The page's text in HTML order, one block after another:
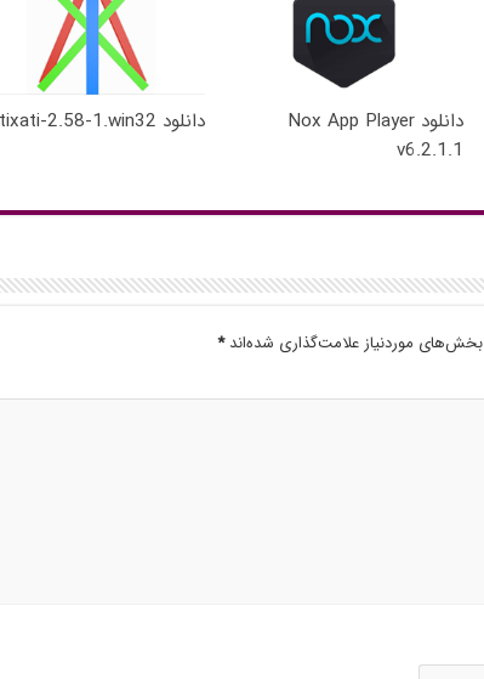
دانلود Nox App Player
v6.2.1.1
دانلود tixati-2.58-1.win32
بخش‌های موردنیاز علامت‌گذاری شده‌اند*